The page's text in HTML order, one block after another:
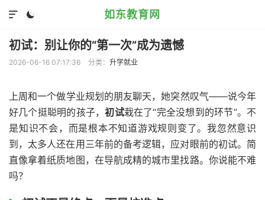
如东教育网


初试：别让你的“第一次”成为遗憾
2026-06-16 07:17:36 分类： 升学就业
上周和一个做学业规划的朋友聊天，她突然叹气——说今年
好几个挺聪明的孩子，初试栽在了“完全没想到的环节”。不
是知识不会，而是根本不知道游戏规则变了。我忽然意识
到，太多人还在用三年前的备考逻辑，应对眼前的初试。简
直像拿着纸质地图，在导航成精的城市里找路。你说能不难
吗？